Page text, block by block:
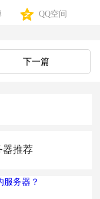
QQ空间
下一篇
器推荐